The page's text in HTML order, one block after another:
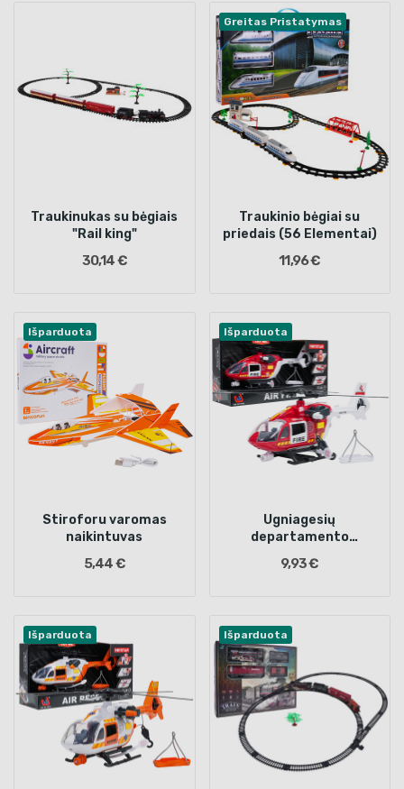
Traukinukas su bėgiais
"Rail king"
30,14 €
Greitas Pristatymas
Traukinio bėgiai su
priedais (56 Elementai)
11,96 €
Išparduota
Stiroforu varomas
naikintuvas
5,44 €
Išparduota
Ugniagesių
departamento
9,93 €
Išparduota Išparduota